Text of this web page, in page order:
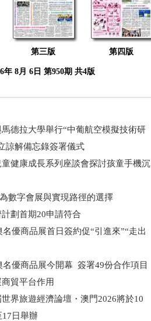
第三版 第四版
年 8月 6日 第950期 共4版
德拉大學舉行“中葡航空模擬技術研
諒解備忘錄簽署儀式
健康成長系列座談會探討孩童手機沉
數字會展與實現路徑的選擇
劃首期20申請符合
名優商品展首日簽約促“引進來”“走出
名優商品展今開幕 簽署49份合作項目
貿平台作用
界旅遊經濟論壇・澳門2026將於10
17日舉辦